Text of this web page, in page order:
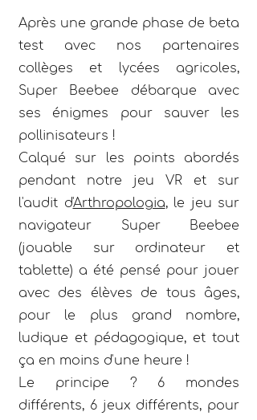
Après une grande phase de beta
test avec nos partenaires
collèges et lycées agricoles,
Super Beebee débarque avec
ses énigmes pour sauver les
pollinisateurs !
Calqué sur les points abordés
pendant notre jeu VR et sur
l'audit d'Arthropologia, le jeu sur
navigateur Super Beebee
(jouable sur ordinateur et
tablette) a été pensé pour jouer
avec des élèves de tous âges,
pour le plus grand nombre,
ludique et pédagogique, et tout
ça en moins d'une heure !
Le principe ? 6 mondes
différents, 6 jeux différents, pour